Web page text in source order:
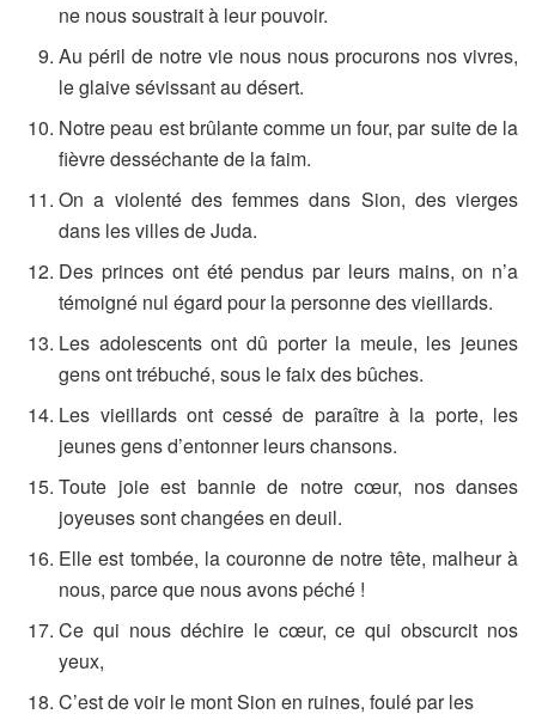
ne nous soustrait à leur pouvoir.
Au péril de notre vie nous nous procurons nos vivres,
le glaive sévissant au désert.
Notre peau est brûlante comme un four, par suite de la
fièvre desséchante de la faim.
On a violenté des femmes dans Sion, des vierges
dans les villes de Juda.
Des princes ont été pendus par leurs mains, on n’a
témoigné nul égard pour la personne des vieillards.
Les adolescents ont dû porter la meule, les jeunes
gens ont trébuché, sous le faix des bûches.
Les vieillards ont cessé de paraître à la porte, les
jeunes gens d’entonner leurs chansons.
Toute joie est bannie de notre cœur, nos danses
joyeuses sont changées en deuil.
Elle est tombée, la couronne de notre tête, malheur à
nous, parce que nous avons péché !
Ce qui nous déchire le cœur, ce qui obscurcit nos
yeux,
C’est de voir le mont Sion en ruines, foulé par les